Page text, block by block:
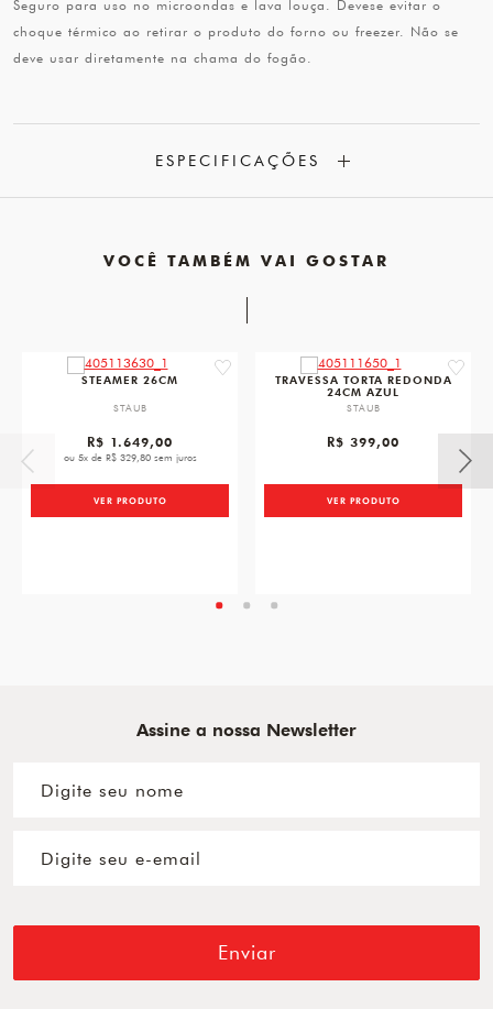
Seguro para uso no microondas e lava louça. Devese evitar o
choque térmico ao retirar o produto do forno ou freezer. Não se
deve usar diretamente na chama do fogão.
ESPECIFICAÇÕES
VOCÊ TAMBÉM VAI GOSTAR
favorite
STEAMER 26CM
STAUB
R$ 1.649,00
ou 5x de R$ 329,80 sem juros
VER PRODUTO
TRAVESSA TORTA REDONDA
24CM AZUL
STAUB
R$ 399,00
VER PRODUTO
Assine a nossa Newsletter
Enviar